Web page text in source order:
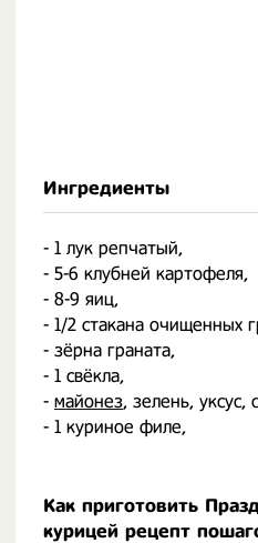
Ингредиенты
- 1 лук репчатый,
- 5-6 клубней картофеля,
- 8-9 яиц,
- 1/2 стакана очищенных
- зёрна граната,
- 1 свёкла,
- майонез, зелень, уксус,
- 1 куриное филе,
Как приготовить
курицей рецепт